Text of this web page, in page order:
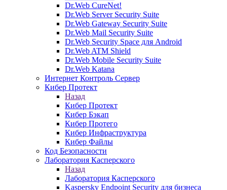
Dr.Web CureNet!
Dr.Web Server Security Suite
Dr.Web Gateway Security Suite
Dr.Web Mail Security Suite
Dr.Web Security Space для Android
Dr.Web ATM Shield
Dr.Web Mobile Security Suite
Dr.Web Katana
Интернет Контроль Сервер
Кибер Протект
Назад
Кибер Протект
Кибер Бэкап
Кибер Протего
Кибер Инфраструктура
Кибер Файлы
Код Безопасности
Лаборатория Касперского
Назад
Лаборатория Касперского
Kaspersky Endpoint Security для бизнеса